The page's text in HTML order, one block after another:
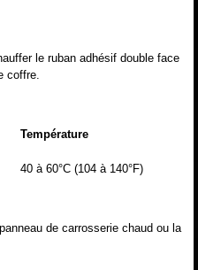
le ruban adhésif double face
coffre.
Température
40 à 60°C (104 à 140°F)
de carrosserie chaud ou la